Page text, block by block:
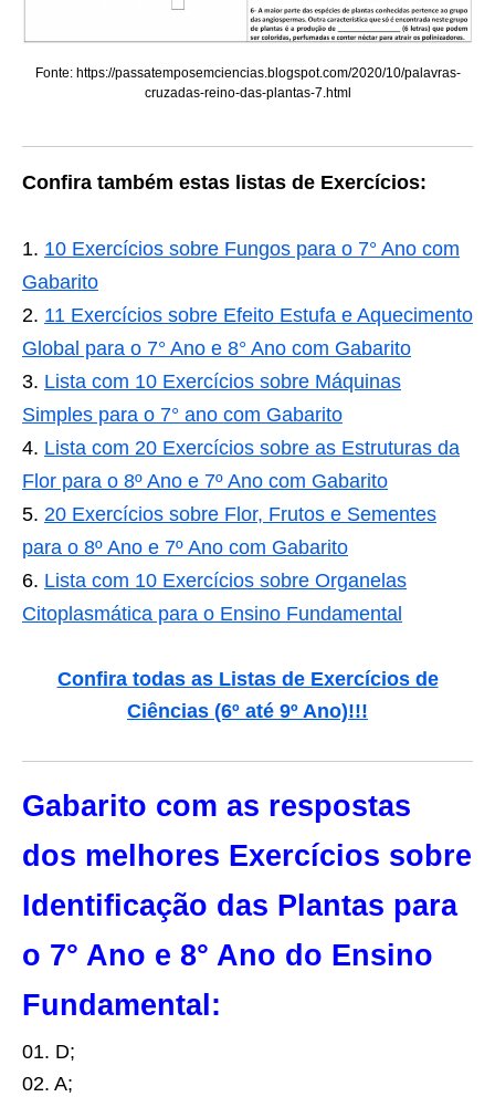
Fonte: https://passatemposemciencias.blogspot.com/2020/10/palavras-
cruzadas-reino-das-plantas-7.html
Confira também estas listas de Exercícios:
10 Exercícios sobre Fungos para o 7° Ano com
Gabarito
11 Exercícios sobre Efeito Estufa e Aquecimento
Global para o 7° Ano e 8° Ano com Gabarito
Lista com 10 Exercícios sobre Máquinas
Simples para o 7° ano com Gabarito
Lista com 20 Exercícios sobre as Estruturas da
Flor para o 8º Ano e 7º Ano com Gabarito
20 Exercícios sobre Flor, Frutos e Sementes
para o 8º Ano e 7º Ano com Gabarito
Lista com 10 Exercícios sobre Organelas
Citoplasmática para o Ensino Fundamental
Confira todas as Listas de Exercícios de
Ciências (6º até 9º Ano)!!!
Gabarito com as respostas
dos melhores Exercícios sobre
Identificação das Plantas para
o 7° Ano e 8° Ano do Ensino
Fundamental:
01. D;
02. A;